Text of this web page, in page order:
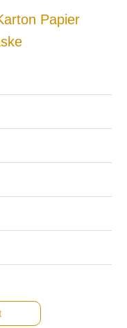
Papier